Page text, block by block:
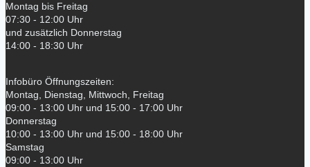
Montag bis Freitag
07:30 - 12:00 Uhr
und zusätzlich Donnerstag
14:00 - 18:30 Uhr
Infobüro Öffnungszeiten:
Montag, Dienstag, Mittwoch, Freitag
09:00 - 13:00 Uhr und 15:00 - 17:00 Uhr
Donnerstag
10:00 - 13:00 Uhr und 15:00 - 18:00 Uhr
Samstag
09:00 - 13:00 Uhr